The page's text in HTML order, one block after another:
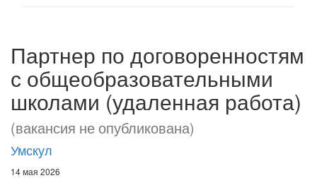
Партнер по договоренностям
с общеобразовательными
школами (удаленная работа)
(вакансия не опубликована)
Умскул
14 мая 2026